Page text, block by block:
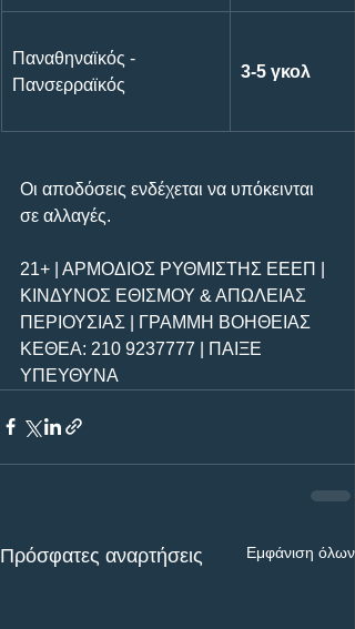
Παναθηναϊκός -
Πανσερραϊκός
3-5 γκολ
Οι αποδόσεις ενδέχεται να υπόκεινται
σε αλλαγές.
21+ | ΑΡΜΟΔΙΟΣ ΡΥΘΜΙΣΤΗΣ ΕΕΕΠ |
ΚΙΝΔΥΝΟΣ ΕΘΙΣΜΟΥ & ΑΠΩΛΕΙΑΣ
ΠΕΡΙΟΥΣΙΑΣ | ΓΡΑΜΜΗ ΒΟΗΘΕΙΑΣ
ΚΕΘΕΑ: 210 9237777 | ΠΑΙΞΕ
ΥΠΕΥΘΥΝΑ
Πρόσφατες αναρτήσεις Εμφάνιση όλων